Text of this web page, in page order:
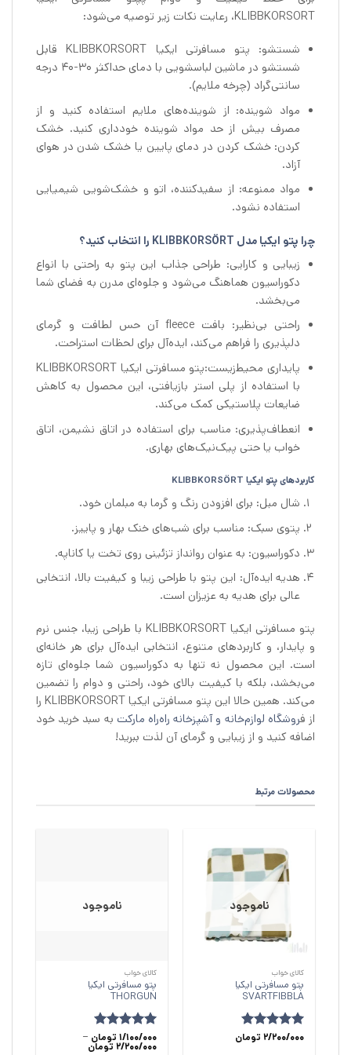
KLIBBKORSORT، رعایت نکات زیر توصیه می‌شود:
شستشو: پتو مسافرتی ایکیا KLIBBKORSORT قابل
شستشو در ماشین لباسشویی با دمای حداکثر 30-40 درجه
سانتی‌گراد (چرخه ملایم).
مواد شوینده: از شوینده‌های ملایم استفاده کنید و از
مصرف بیش از حد مواد شوینده خودداری کنید. خشک
کردن: خشک کردن در دمای پایین یا خشک شدن در هوای
آزاد.
مواد ممنوعه: از سفیدکننده، اتو و خشک‌شویی شیمیایی
استفاده نشود.
چرا پتو ایکیا مدل KLIBBKORSÖRT را انتخاب کنید؟
زیبایی و کارایی: طراحی جذاب این پتو به راحتی با انواع
دکوراسیون هماهنگ می‌شود و جلوه‌ای مدرن به فضای شما
می‌بخشد.
راحتی بی‌نظیر: بافت fleece آن حس لطافت و گرمای
دلپذیری را فراهم می‌کند، ایده‌آل برای لحظات استراحت.
پایداری محیط‌زیست:پتو مسافرتی ایکیا KLIBBKORSORT
با استفاده از پلی استر بازیافتی، این محصول به کاهش
ضایعات پلاستیکی کمک می‌کند.
انعطاف‌پذیری: مناسب برای استفاده در اتاق نشیمن، اتاق
خواب یا حتی پیک‌نیک‌های بهاری.
کاربردهای پتو ایکیا KLIBBKORSÖRT
شال مبل: برای افزودن رنگ و گرما به مبلمان خود.
پتوی سبک: مناسب برای شب‌های خنک بهار و پاییز.
دکوراسیون: به عنوان روانداز تزئینی روی تخت یا کاناپه.
هدیه ایده‌آل: این پتو با طراحی زیبا و کیفیت بالا، انتخابی
عالی برای هدیه به عزیزان است.
پتو مسافرتی ایکیا KLIBBKORSORT با طراحی زیبا، جنس نرم
و پایدار، و کاربردهای متنوع، انتخابی ایده‌آل برای هر خانه‌ای
است. این محصول نه تنها به دکوراسیون شما جلوه‌ای تازه
می‌بخشد، بلکه با کیفیت بالای خود، راحتی و دوام را تضمین
می‌کند. همین حالا این پتو مسافرتی ایکیا KLIBBKORSORT را
از فروشگاه لوازم‌خانه و آشپزخانه راه‌راه مارکت به سبد خرید خود
اضافه کنید و از زیبایی و گرمای آن لذت ببرید!
محصولات مرتبط
ناموجود
کالای خواب
پتو مسافرتی ایکیا
SVARTFIBBLA
امتیاز5 از 2/200/000 تومان
ناموجود
کالای خواب
پتو مسافرتی ایکیا
THORGUN
امتیاز4.92
از 5
1/100/000 تومان –
2/200/000 تومان